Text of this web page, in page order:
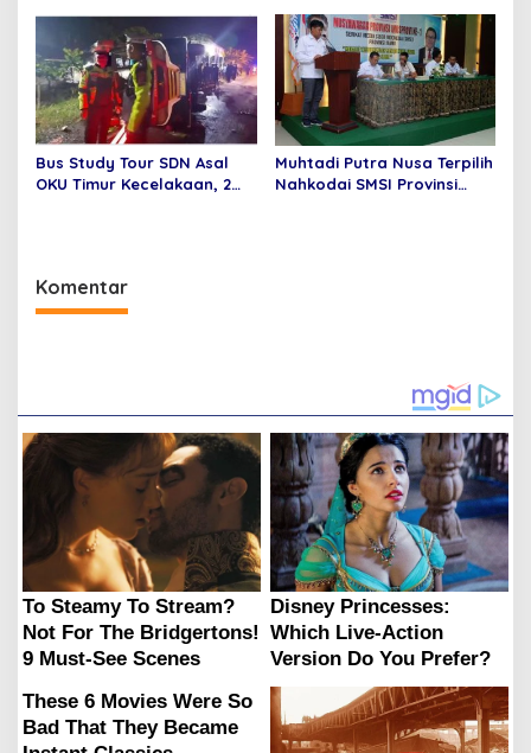
Bus Study Tour SDN Asal
OKU Timur Kecelakaan, 2
Muhtadi Putra Nusa Terpilih
Nahkodai SMSI Provinsi
Komentar